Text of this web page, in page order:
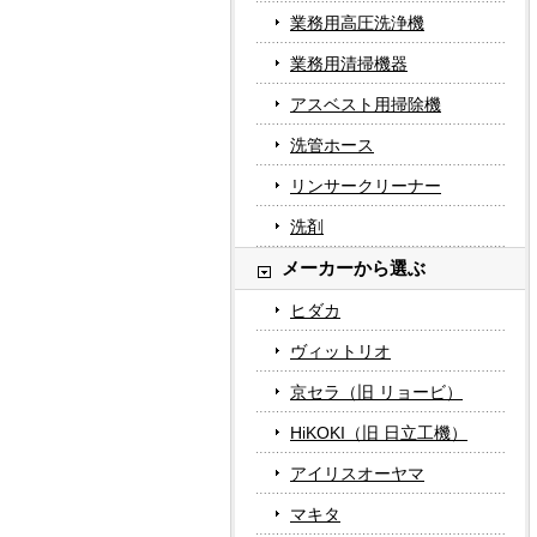
業務用高圧洗浄機
業務用清掃機器
アスベスト用掃除機
洗管ホース
リンサークリーナー
洗剤
メーカーから選ぶ
ヒダカ
ヴィットリオ
京セラ（旧 リョービ）
HiKOKI（旧 日立工機）
アイリスオーヤマ
マキタ